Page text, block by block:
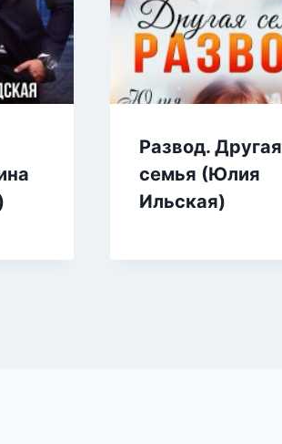
Развод. Другая
семья (Юлия
Ильская)